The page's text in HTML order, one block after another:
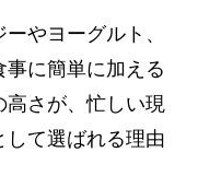
やヨーグルト、
に簡単に加える
高さが、忙しい現
て選ばれる理由